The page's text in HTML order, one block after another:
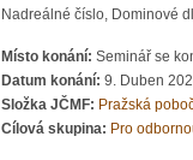
Nadreálné číslo, Dominové
Místo konání: Seminář se
Datum konání: 9. Duben
Složka JČMF: Pražská
Cílová skupina: Pro